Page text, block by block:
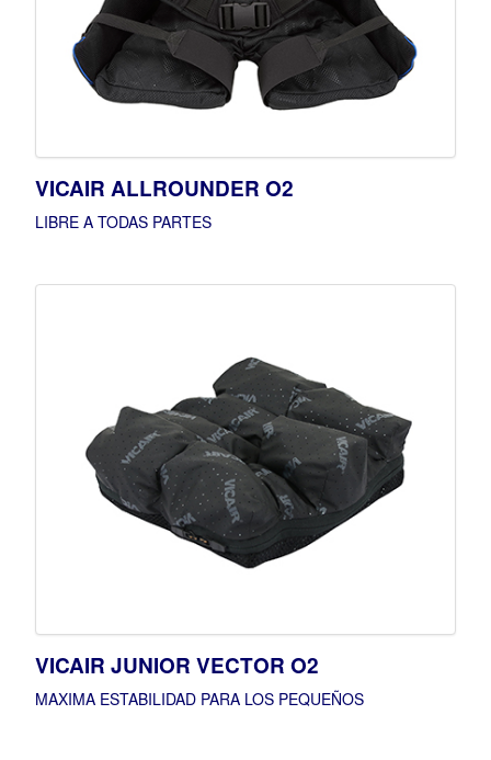
VICAIR ALLROUNDER O2
LIBRE A TODAS PARTES
VICAIR JUNIOR VECTOR O2
MAXIMA ESTABILIDAD PARA LOS PEQUEÑOS